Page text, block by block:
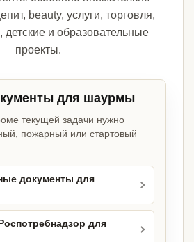
beauty, услуги, торговля,
детские и образовательные
проекты.
для шаурмы
текущей задачи нужно
пожарный или стартовый
документы для
для